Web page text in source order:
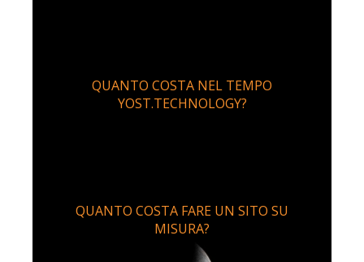
QUANTO COSTA NEL TEMPO
YOST.TECHNOLOGY?
QUANTO COSTA FARE UN SITO SU
MISURA?